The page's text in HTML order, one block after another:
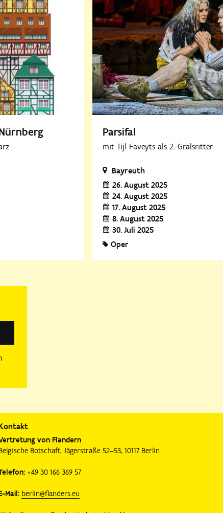
Parsifal
mit Tijl Faveyts als 2. Gralsritter
Bayreuth
26. August 2025
24. August 2025
17. August 2025
8. August 2025
30. Juli 2025
Oper
von Flandern
Botschaft, Jägerstraße 52–53, 10117 Berlin
+49 30 166 369 57
Mail: berlin@flanders.eu